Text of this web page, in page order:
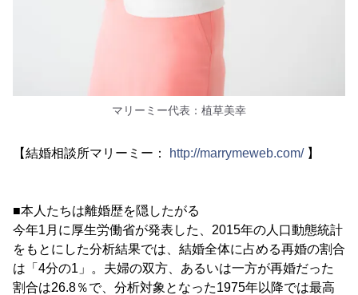
マリーミー代表：植草美幸
【結婚相談所マリーミー： http://marrymeweb.com/】
■本人たちは離婚歴を隠したがる
今年1月に厚生労働省が発表した、2015年の人口動態統計
をもとにした分析結果では、結婚全体に占める再婚の割合
は「4分の1」。夫婦の双方、あるいは一方が再婚だった
割合は26.8％で、分析対象となった1975年以降では最高